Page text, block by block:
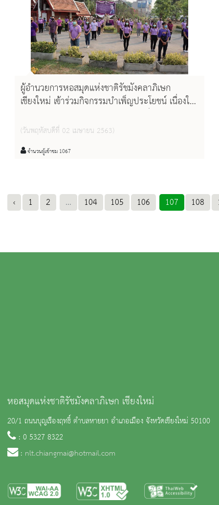
ผู้อำนวยการหอสมุดแห่งชาติรัชมังคลาภิเษก
เชียงใหม่ เข้าร่วมกิจกรรมบำเพ็ญประโยชน์ เนื่องใน
ธิราชเจ้า กรมสมเด็จพระเทพรัตนราชสุดาฯ สยาม
(วันพฤหัสบดีที่ 02 เมษายน 2563)
จำนวนผู้เข้าชม 1067
‹ 1 2 ... 104 105 106 107 108
หอสมุดแห่งชาติรัชมังคลาภิเษก เชียงใหม่
20/1 ถนนบุญเรืองฤทธิ์ ตำบลหายยา อำเภอเมือง จังหวัดเชียงใหม่ 50100
: 0 5327 8322
: nlt.chiangmai@hotmail.com